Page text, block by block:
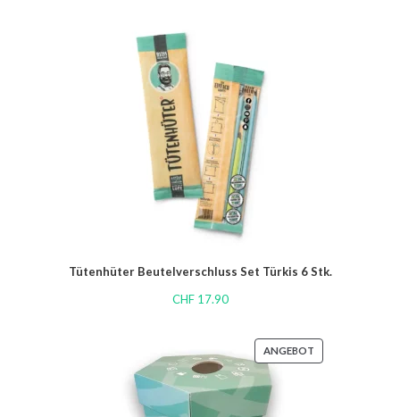
Tütenhüter Beutelverschluss Set Türkis 6 Stk.
CHF17.90
ANGEBOT